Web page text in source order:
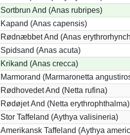
Sortbrun And (Anas rubripes)
Kapand (Anas capensis)
Rødnæbbet And (Anas
Spidsand (Anas acuta)
Krikand (Anas crecca)
Marmorand (Marmaronetta
Rødhovedet And (Netta rufina)
Rødøjet And (Netta erythrophthalma)
Stor Taffeland (Aythya valisineria)
Amerikansk Taffeland (Aythya